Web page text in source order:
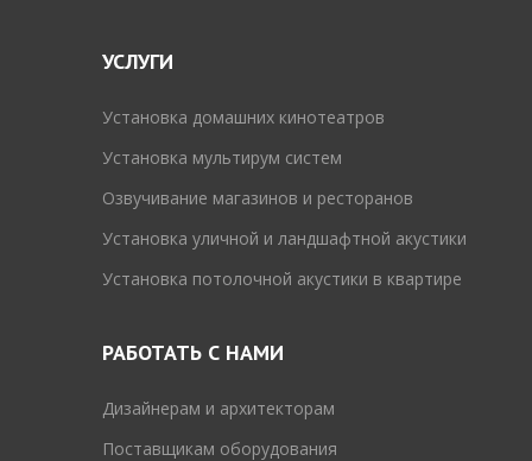
УСЛУГИ
Установка домашних кинотеатров
Установка мультирум систем
Озвучивание магазинов и ресторанов
Установка уличной и ландшафтной акустики
Установка потолочной акустики в квартире
РАБОТАТЬ С НАМИ
Дизайнерам и архитекторам
Поставщикам оборудования